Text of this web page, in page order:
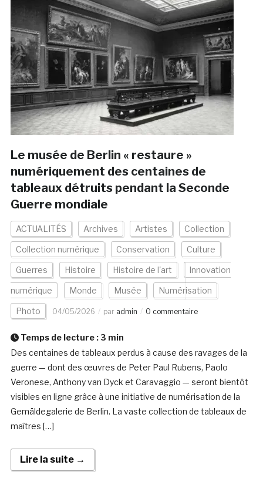
Le musée de Berlin « restaure »
numériquement des centaines de
tableaux détruits pendant la Seconde
Guerre mondiale
ACTUALITÉS Archives Artistes Collection
Collection numérique Conservation Culture
Guerres Histoire Histoire de l'art Innovation
numérique Monde Musée Numérisation
Photo 04/05/2026 par admin 0 commentaire
Temps de lecture : 3 min
Des centaines de tableaux perdus à cause des ravages de la
guerre — dont des œuvres de Peter Paul Rubens, Paolo
Veronese, Anthony van Dyck et Caravaggio — seront bientôt
visibles en ligne grâce à une initiative de numérisation de la
Gemäldegalerie de Berlin. La vaste collection de tableaux de
maîtres […]
Lire la suite →